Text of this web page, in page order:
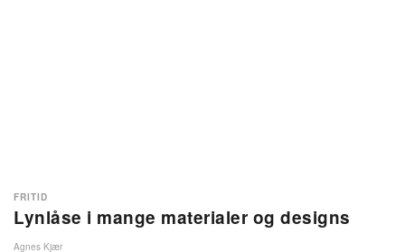
Lynlåse i mange materialer og designs
FRITID
Agnes Kjær